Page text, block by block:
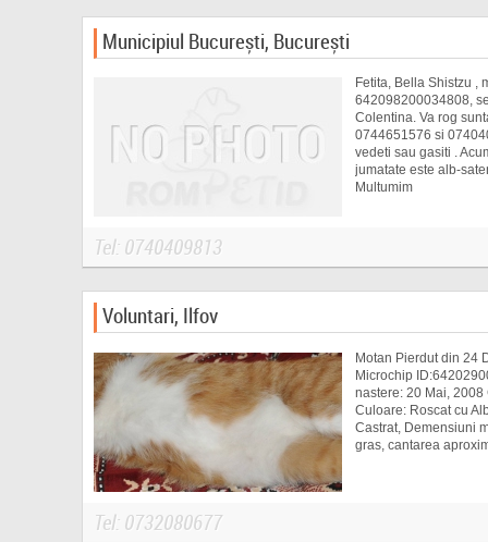
Municipiul București, București
Fetita, Bella Shistzu ,
642098200034808,
Colentina. Va rog
0744651576 si
vedeti sau gasiti .
jumatate este alb-
Multumim
Tel: 0740409813
Voluntari, Ilfov
Motan Pierdut din 24
Microchip
nastere: 20 Mai, 2008
Culoare: Roscat cu
Castrat, Demensiuni
gras, cantarea
Tel: 0732080677